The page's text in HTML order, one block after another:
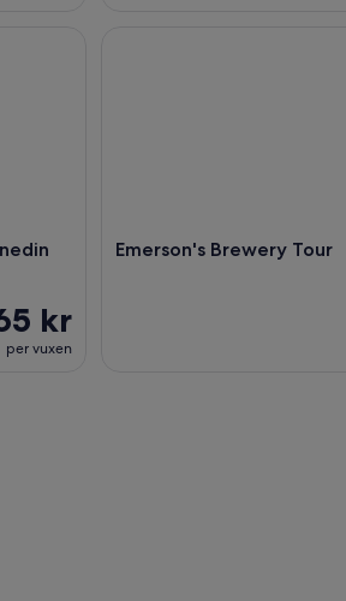
kr
per vuxen
Emerson's Brewery Tour